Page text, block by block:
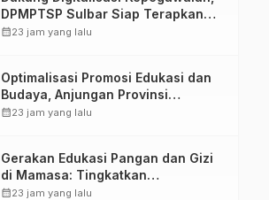
DPMPTSP Sulbar Siap Terapkan
Aplikasi FLEKSI ASN
calendar_month23 jam yang lalu
Optimalisasi Promosi Edukasi dan
Budaya, Anjungan Provinsi
Sulawesi Barat Perkuat Kolaborasi
calendar_month23 jam yang lalu
Gerakan Edukasi Pangan dan Gizi
di Mamasa: Tingkatkan
Pengetahuan dan Keterampilan
calendar_month23 jam yang lalu